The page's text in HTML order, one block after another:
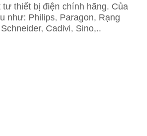
tư thiết bị điện chính hãng. Của
như: Philips, Paragon, Rạng
Cadivi, Sino,..